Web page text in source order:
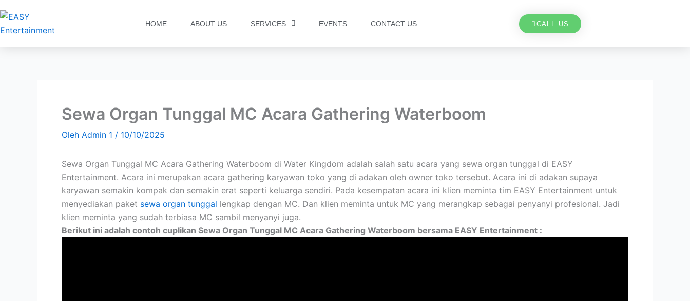
ke
konten
HOME ABOUT US SERVICES EVENTS CONTACT US CALL US
Sewa Organ Tunggal MC Acara Gathering Waterboom
Oleh Admin 1 / 10/10/2025
Sewa Organ Tunggal MC Acara Gathering Waterboom di Water Kingdom adalah salah satu acara yang sewa organ tunggal di EASY
Entertainment. Acara ini merupakan acara gathering karyawan toko yang di adakan oleh owner toko tersebut. Acara ini di adakan supaya
karyawan semakin kompak dan semakin erat seperti keluarga sendiri. Pada kesempatan acara ini klien meminta tim EASY Entertainment untuk
menyediakan paket sewa organ tunggal lengkap dengan MC. Dan klien meminta untuk MC yang merangkap sebagai penyanyi profesional. Jadi
klien meminta yang sudah terbiasa MC sambil menyanyi juga.
Berikut ini adalah contoh cuplikan Sewa Organ Tunggal MC Acara Gathering Waterboom bersama EASY Entertainment :